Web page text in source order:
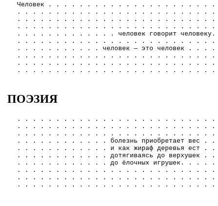
Человек . . . . . . . . . . . . . . . . . . . . .
. . . . . . . . . . . . . . . . . . . . . . . . .
. . . . . . . . . . . . . . . . . . . . . . . . .
. . . . . . . . . . . . . . . . . . . . . . . . .
. . . . . . . . . . . . . человек говорит
. . . . . . . . . . . . . . . . . . . . . . . . .
. . . . . . . . . . . человек — это человек .
. . . . . . . . . . . . . . . . . . . . . . . . .
. . . . . . . . . . . . . . . . . . . . . . . . .
. . . . . . . . . . . . . . . . . . . . . . . . . . . .
ПОЭЗИЯ
. . . . . . . . . . . . . . . . . . . . . . . . .
. . . . . . . . . . . . . . . . . . . . . . . . .
. . . . . . . . . . . . . . . . . . . . . . . . .
. . . . . . . . . . . . болезнь приобретает
. . . . . . . . . . . . и как жираф деревья
. . . . . . . . . . . . дотягиваясь до
. . . . . . . . . . . . до ёлочных игрушек. .
. . . . . . . . . . . . . . . . . . . . . . . . .
. . . . . . . . . . . . . . . . . . . . . . . . .
. . . . . . . . . . . . . . . . . . . . . . . . .